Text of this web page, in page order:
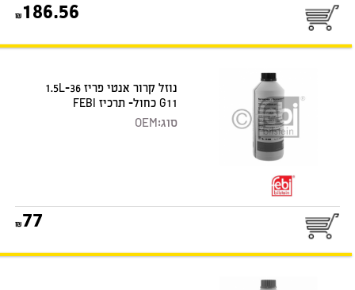
186.56
נוזל קרור אנטי פריז 1.5L-36
G11 כחול- תרכיז FEBI
סוג:OEM
77